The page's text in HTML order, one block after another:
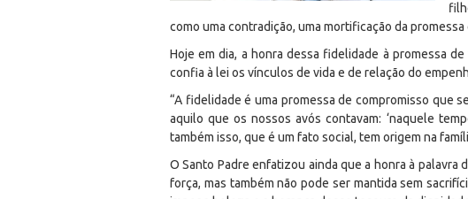
como uma contradição, uma mortificação da
Hoje em dia, a honra dessa fidelidade à promessa
confia à lei os vínculos de vida e de relação do
“A fidelidade é uma promessa de compromisso que
aquilo que os nossos avós contavam: ‘naquele
também isso, que é um fato social, tem origem na
O Santo Padre enfatizou ainda que a honra à palavra
força, mas também não pode ser mantida sem